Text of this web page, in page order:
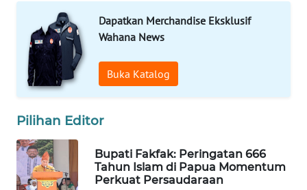
Dapatkan Merchandise Eksklusif
Wahana News
Buka Katalog
Pilihan Editor
Bupati Fakfak: Peringatan 666
Tahun Islam di Papua Momentum
Perkuat Persaudaraan
WAHANANEWS
CO ID
WAHANANEWS
NET
WAHANA
WAHANA
UMKM